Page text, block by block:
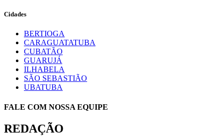
Cidades
BERTIOGA
CARAGUATATUBA
CUBATÃO
GUARUJÁ
ILHABELA
SÃO SEBASTIÃO
UBATUBA
FALE COM NOSSA EQUIPE
REDAÇÃO